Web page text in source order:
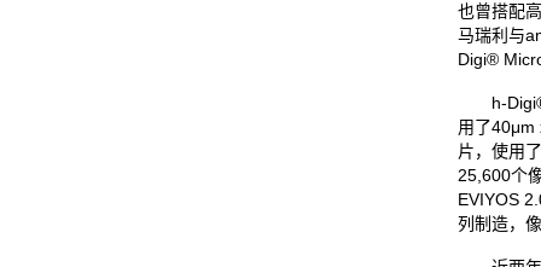
也曾搭配
马瑞利与
Digi®
h-Digi®
用了40μm
片，使用
25,600个
EVIYOS
列制造，